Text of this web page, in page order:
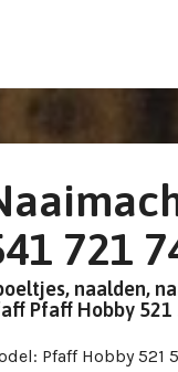
721
naalden,
Pfaff Hobby
: Pfaff Hobby 521